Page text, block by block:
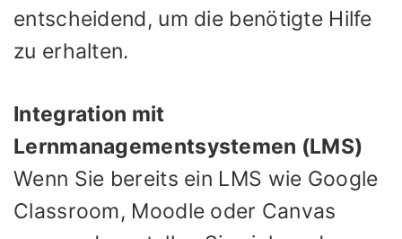
entscheidend, um die benötigte Hilfe
zu erhalten.
Integration mit
Lernmanagementsystemen (LMS)
Wenn Sie bereits ein LMS wie Google
Classroom, Moodle oder Canvas